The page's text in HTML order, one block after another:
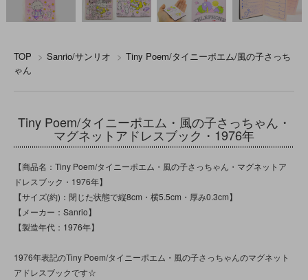
TOP > Sanrio/サンリオ > Tiny Poem/タイニーポエム/風の子さっち
ゃん
Tiny Poem/タイニーポエム・風の子さっちゃん・
マグネットアドレスブック・1976年
【商品名：Tiny Poem/タイニーポエム・風の子さっちゃん・マグネットア
ドレスブック・1976年】
【サイズ(約)：閉じた状態で縦8cm・横5.5cm・厚み0.3cm】
【メーカー：Sanrio】
【製造年代：1976年】
1976年表記のTiny Poem/タイニーポエム・風の子さっちゃんのマグネット
アドレスブックです☆